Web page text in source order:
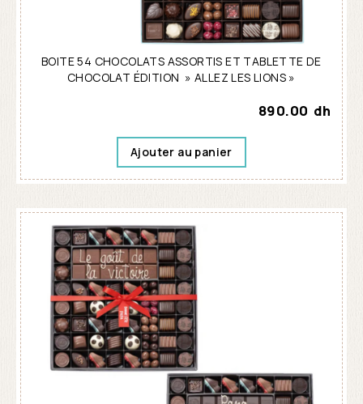
BOITE 54 CHOCOLATS ASSORTIS ET TABLETTE DE
CHOCOLAT ÉDITION » ALLEZ LES LIONS »
890.00 dh
Ajouter au panier